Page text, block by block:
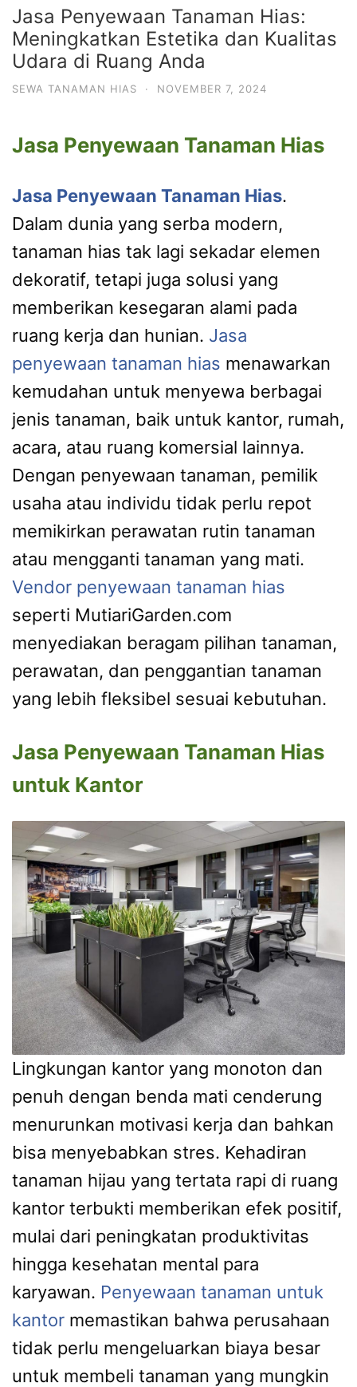
Jasa Penyewaan Tanaman Hias:
Meningkatkan Estetika dan Kualitas
Udara di Ruang Anda
SEWA TANAMAN HIAS · NOVEMBER 7, 2024
Jasa Penyewaan Tanaman Hias
Jasa Penyewaan Tanaman Hias.
Dalam dunia yang serba modern,
tanaman hias tak lagi sekadar elemen
dekoratif, tetapi juga solusi yang
memberikan kesegaran alami pada
ruang kerja dan hunian. Jasa
penyewaan tanaman hias menawarkan
kemudahan untuk menyewa berbagai
jenis tanaman, baik untuk kantor, rumah,
acara, atau ruang komersial lainnya.
Dengan penyewaan tanaman, pemilik
usaha atau individu tidak perlu repot
memikirkan perawatan rutin tanaman
atau mengganti tanaman yang mati.
Vendor penyewaan tanaman hias
seperti MutiariGarden.com
menyediakan beragam pilihan tanaman,
perawatan, dan penggantian tanaman
yang lebih fleksibel sesuai kebutuhan.
Jasa Penyewaan Tanaman Hias
untuk Kantor
Lingkungan kantor yang monoton dan
penuh dengan benda mati cenderung
menurunkan motivasi kerja dan bahkan
bisa menyebabkan stres. Kehadiran
tanaman hijau yang tertata rapi di ruang
kantor terbukti memberikan efek positif,
mulai dari peningkatan produktivitas
hingga kesehatan mental para
karyawan. Penyewaan tanaman untuk
kantor memastikan bahwa perusahaan
tidak perlu mengeluarkan biaya besar
untuk membeli tanaman yang mungkin